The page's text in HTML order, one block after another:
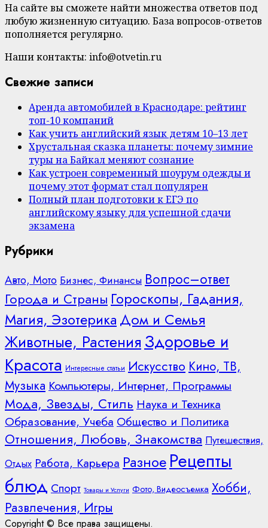
На сайте вы сможете найти множества ответов под
любую жизненную ситуацию. База вопросов-ответов
пополняется регулярно.
Наши контакты: info@otvetin.ru
Свежие записи
Аренда автомобилей в Краснодаре: рейтинг
топ-10 компаний
Как учить английский язык детям 10–13 лет
Хрустальная сказка планеты: почему зимние
туры на Байкал меняют сознание
Как устроен современный шоурум одежды и
почему этот формат стал популярен
Полный план подготовки к ЕГЭ по
английскому языку для успешной сдачи
экзамена
Рубрики
Авто, МотоБизнес, Финансы Вопрос–ответ
Города и Страны Гороскопы, Гадания,
Магия, Эзотерика Дом и Семья
Животные, Растения Здоровье и
Красота Интересные статьи Искусство Кино, ТВ,
Музыка Компьютеры, Интернет, Программы
Мода, Звезды, Стиль Наука и Техника
Образование, Учеба Общество и Политика
Отношения, Любовь, Знакомства Путешествия,
Отдых Работа, Карьера Разное Рецепты
блюд Спорт Товары и Услуги Фото, Видеосъемка Хобби,
Развлечения, Игры
Copyright © Все права защищены.